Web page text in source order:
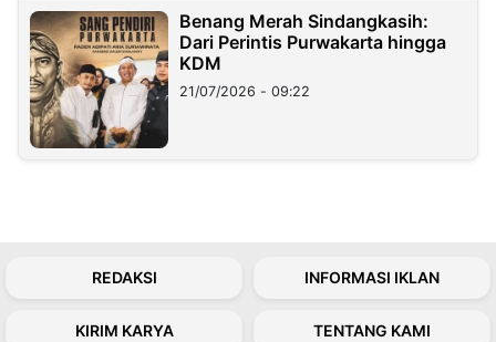
Benang Merah Sindangkasih:
Dari Perintis Purwakarta hingga
KDM
21/07/2026 - 09:22
REDAKSI INFORMASI IKLAN
KIRIM KARYA TENTANG KAMI